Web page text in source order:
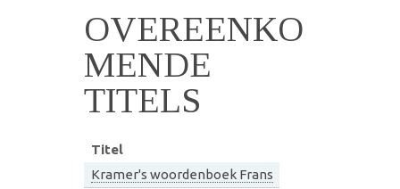
OVEREENKO
MENDE
TITELS
Titel
Kramer's woordenboek Frans